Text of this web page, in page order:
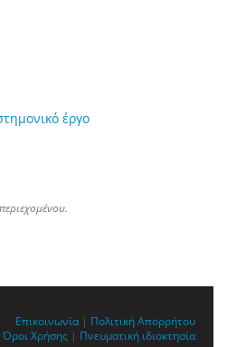
έργο
Επικοινωνία | Πολιτική Απορρήτου
Όροι Χρήσης | Πνευματική ιδιοκτησία